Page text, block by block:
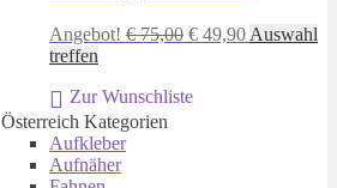
Angebot! €75,00 Ursprünglicher
€ 75,00
€ 49,90Aktueller
Auswahl
treffen
weist
mehrere
Varianten
auf.
Die
Zur Wunschliste
Österreich Kategorien
Aufkleber
Aufnäher